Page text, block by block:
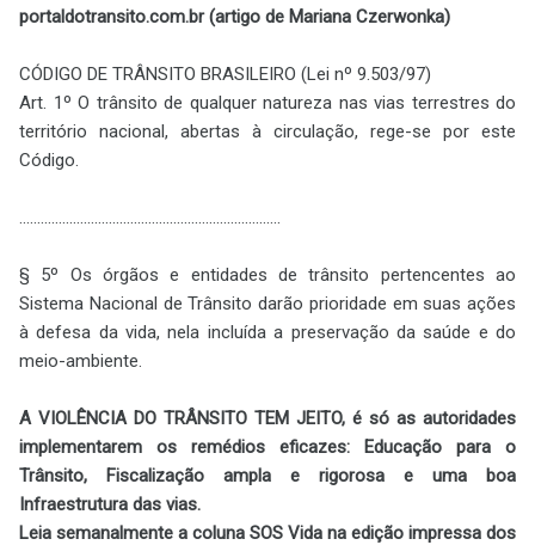
portaldotransito.com.br (artigo de Mariana Czerwonka)
CÓDIGO DE TRÂNSITO BRASILEIRO (Lei nº 9.503/97)
Art. 1º O trânsito de qualquer natureza nas vias terrestres do
território nacional, abertas à circulação, rege-se por este
Código.
.........................................................................
§ 5º Os órgãos e entidades de trânsito pertencentes ao
Sistema Nacional de Trânsito darão prioridade em suas ações
à defesa da vida, nela incluída a preservação da saúde e do
meio-ambiente.
A VIOLÊNCIA DO TRÂNSITO TEM JEITO, é só as autoridades
implementarem os remédios eficazes: Educação para o
Trânsito, Fiscalização ampla e rigorosa e uma boa
Infraestrutura das vias.
Leia semanalmente a coluna SOS Vida na edição impressa dos